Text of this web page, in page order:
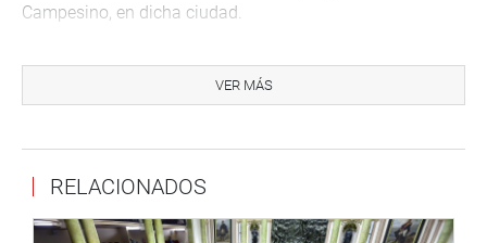
Campesino, en dicha ciudad.
Ciencias Neurológicas del Perú, ubicado en el Cercado de
Lima, donde pudo constatar el funcionamiento y trabajo
“He tomado conocimiento del trabajo importante que
VER MÁS
RELACIONADOS